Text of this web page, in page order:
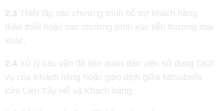
2.3 Thiết lập các chương trình hỗ trợ khách hàng
thân thiết hoặc các chương trình xúc tiến thương mại
khác;
2.4 Xử lý các vấn đề liên quan đến việc sử dụng Dịch
vụ của Khách hàng hoặc giao dịch giữa Mitsubishi
Kim Liên Tây Hồ và Khách hàng;